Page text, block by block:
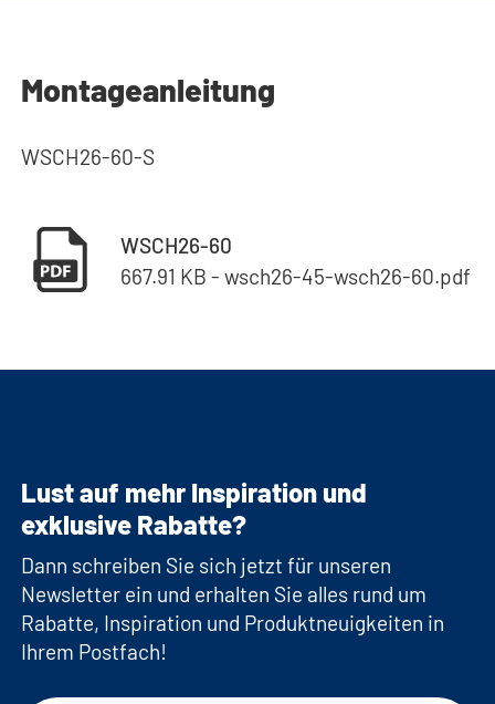
Montageanleitung
WSCH26-60-S
WSCH26-60
667.91 KB - wsch26-45-wsch26-60.pdf
Lust auf mehr Inspiration und
exklusive Rabatte?
Dann schreiben Sie sich jetzt für unseren
Newsletter ein und erhalten Sie alles rund um
Rabatte, Inspiration und Produktneuigkeiten in
Ihrem Postfach!